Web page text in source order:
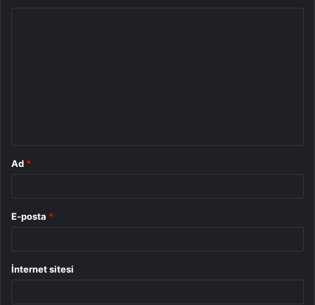
Ad *
E-posta *
İnternet sitesi